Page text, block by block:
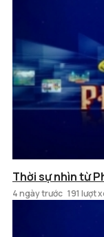
Thời sự nhìn từ
4 ngày trước 191 lượt